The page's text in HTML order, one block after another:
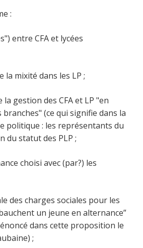
:
entre CFA et lycées
la mixité dans les LP ;
gestion des CFA et LP "en
branches" (ce qui signifie dans la
politique : les représentants du
du statut des PLP ;
choisi avec (par?) les
des charges sociales pour les
un jeune en alternance”
dans cette proposition le
;